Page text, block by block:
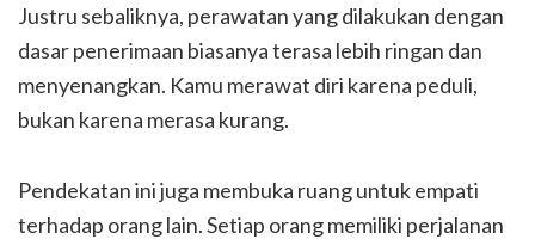
Justru sebaliknya, perawatan yang dilakukan dengan
dasar penerimaan biasanya terasa lebih ringan dan
menyenangkan. Kamu merawat diri karena peduli,
bukan karena merasa kurang.
Pendekatan ini juga membuka ruang untuk empati
terhadap orang lain. Setiap orang memiliki perjalanan